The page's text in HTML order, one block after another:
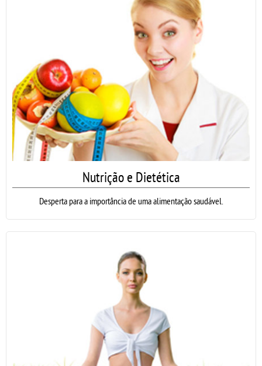
Nutrição e Dietética
Desperta para a importância de uma alimentação saudável.